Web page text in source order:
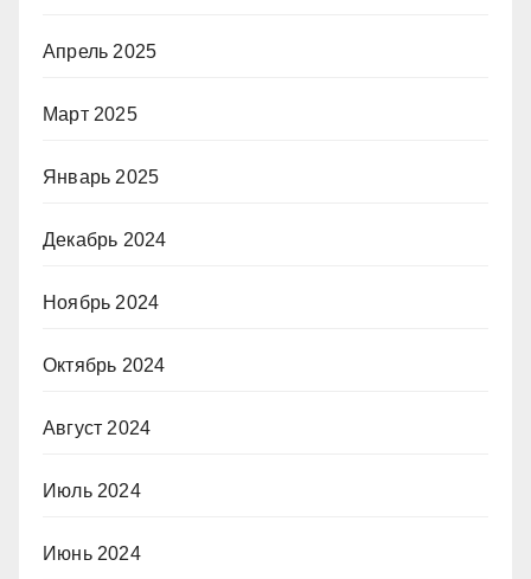
Апрель 2025
Март 2025
Январь 2025
Декабрь 2024
Ноябрь 2024
Октябрь 2024
Август 2024
Июль 2024
Июнь 2024